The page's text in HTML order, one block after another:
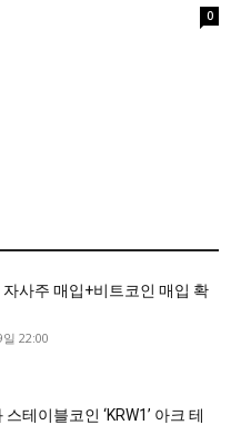
0
사주 매입+비트코인 매입 확
22:00
테이블코인 ‘KRW1’ 아크 테